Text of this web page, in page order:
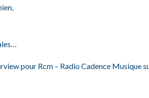
pour Rcm – Radio Cadence Musique